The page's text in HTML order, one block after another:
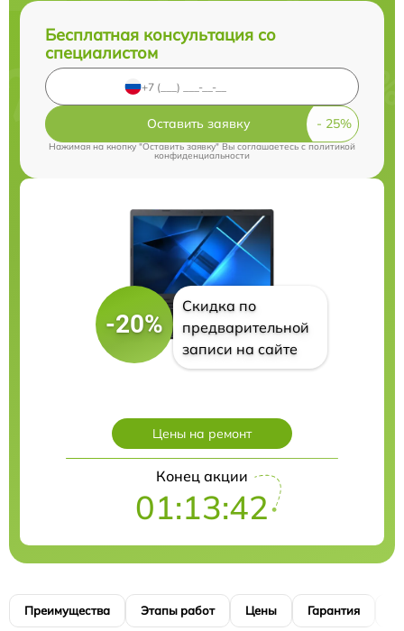
Бесплатная консультация со
специалистом
Оставить заявку
Нажимая на кнопку "Оставить заявку" Вы соглашаетесь cполитикой
конфиденциальности
-20%
Скидка по
предварительной
записи на сайте
Цены на ремонт
Конец акции
01:13:41
Преимущества Этапы работ Цены Гарантия